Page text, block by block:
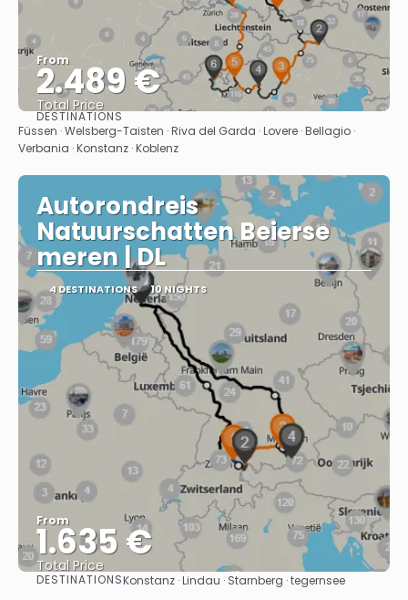
From
2.489 €
Total Price
See
DESTINATIONS
Füssen · Welsberg-Taisten · Riva del Garda · Lovere · Bellagio ·
Verbania · Konstanz · Koblenz
Autorondreis
Natuurschatten Beierse
meren | DL
4 DESTINATIONS 10 NIGHTS
From
1.635 €
Total Price
See
DESTINATIONSKonstanz · Lindau · Starnberg · tegernsee